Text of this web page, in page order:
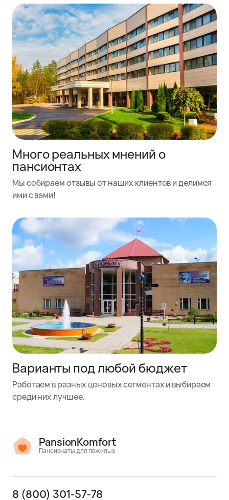
Много реальных мнений о
пансионтах
Мы собираем отзывы от наших клиентов и делимся
ими с вами!
Варианты под любой бюджет
Работаем в разных ценовых сегментах и выбираем
среди них лучшее.
PansionKomfort
Пансионаты для пожилых
8 (800) 301-57-78